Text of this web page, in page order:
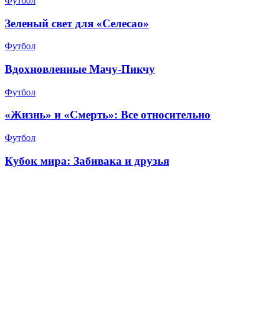
Зеленый свет для «Селесао»
Футбол
Вдохновленные Мачу-Пикчу
Футбол
«Жизнь» и «Смерть»: Все относительно
Футбол
Кубок мира: Забивака и друзья